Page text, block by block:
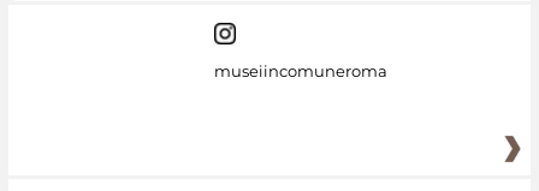
museiincomuneroma